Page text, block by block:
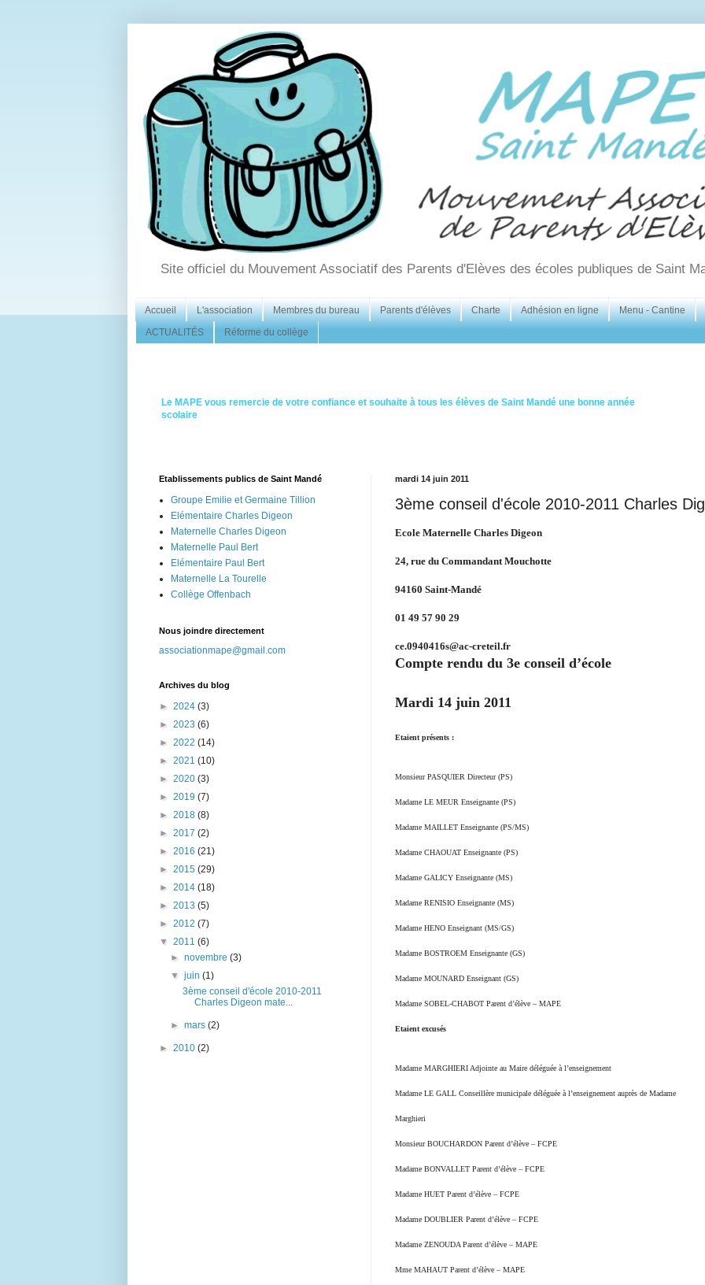
Site officiel du Mouvement Associatif des Parents d'Elèves des écoles publiques de Saint
Accueil L'association Membres du bureau Parents d'élèves Charte Adhésion en ligne Menu - Cantine
ACTUALITÉS Réforme du collège
Le MAPE vous remercie de votre confiance et souhaite à tous les élèves de Saint Mandé une bonne année
scolaire
mardi 14 juin 2011
3ème conseil d'école 2010-2011 Charles
Ecole Maternelle Charles Digeon
24, rue du Commandant Mouchotte
94160 Saint-Mandé
01 49 57 90 29
ce.0940416s@ac-creteil.fr
Compte rendu du 3e conseil d’école
Mardi 14 juin 2011
Etaient présents :
Monsieur PASQUIER Directeur (PS)
Madame LE MEUR Enseignante (PS)
Madame MAILLET Enseignante (PS/MS)
Madame CHAOUAT Enseignante (PS)
Madame GALICY Enseignante (MS)
Madame RENISIO Enseignante (MS)
Madame HENO Enseignant (MS/GS)
Madame BOSTROEM Enseignante (GS)
Madame MOUNARD Enseignant (GS)
Madame SOBEL-CHABOT Parent d’élève – MAPE
Etaient excusés
Madame MARGHIERI Adjointe au Maire déléguée à l’enseignement
Madame LE GALL Conseillère municipale déléguée à l’enseignement auprès de Madame
Marghieri
Monsieur BOUCHARDON Parent d’élève – FCPE
Madame BONVALLET Parent d’élève – FCPE
Madame HUET Parent d’élève – FCPE
Madame DOUBLIER Parent d’élève – FCPE
Madame ZENOUDA Parent d’élève – MAPE
Mme MAHAUT Parent d’élève – MAPE
Etablissements publics de Saint Mandé
Groupe Emilie et Germaine Tillion
Elémentaire Charles Digeon
Maternelle Charles Digeon
Maternelle Paul Bert
Elémentaire Paul Bert
Maternelle La Tourelle
Collège Offenbach
Nous joindre directement
associationmape@gmail.com
Archives du blog
► 2024 (3)
► 2023 (6)
► 2022 (14)
► 2021 (10)
► 2020 (3)
► 2019 (7)
► 2018 (8)
► 2017 (2)
► 2016 (21)
► 2015 (29)
► 2014 (18)
► 2013 (5)
► 2012 (7)
▼ 2011 (6)
►novembre(3)
▼juin(1)
3ème conseil d'école 2010-2011
Charles Digeon mate...
►mars(2)
► 2010 (2)